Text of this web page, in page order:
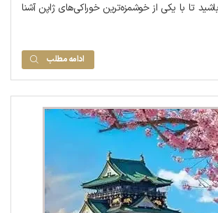
تا با یکی از خوشمزه‌ترین خوراکی‌های ژاپن آشنا
ادامه مطلب